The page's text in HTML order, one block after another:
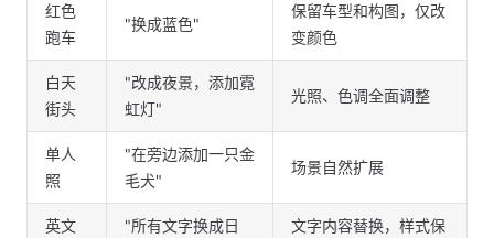
红色
跑车
"换成蓝色"
保留车型和构图，仅改
变颜色
白天
街头
"改成夜景，添加霓
虹灯"
光照、色调全面调整
单人
照
"在旁边添加一只金
毛犬"
场景自然扩展
英文
"所有文字换成日
文字内容替换，样式保